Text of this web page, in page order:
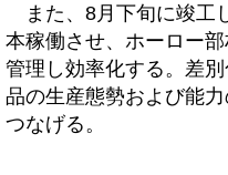
また、8月下旬に竣工
本稼働させ、ホーロー
管理し効率化する。差
品の生産態勢および能
つなげる。